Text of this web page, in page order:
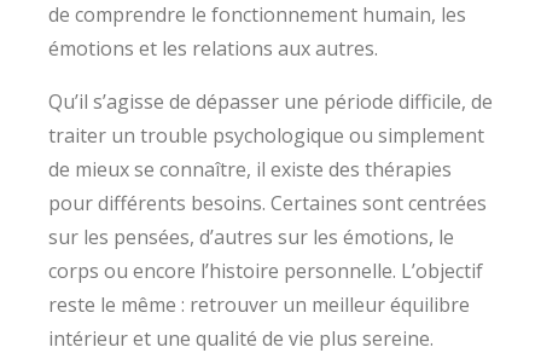
de comprendre le fonctionnement humain, les
émotions et les relations aux autres.
Qu’il s’agisse de dépasser une période difficile, de
traiter un trouble psychologique ou simplement
de mieux se connaître, il existe des thérapies
pour différents besoins. Certaines sont centrées
sur les pensées, d’autres sur les émotions, le
corps ou encore l’histoire personnelle. L’objectif
reste le même : retrouver un meilleur équilibre
intérieur et une qualité de vie plus sereine.